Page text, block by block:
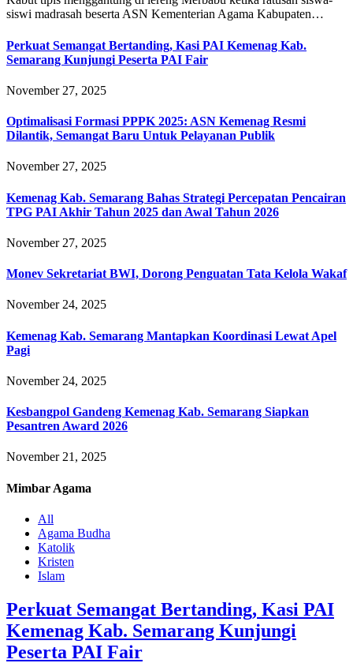
siswi madrasah beserta ASN Kementerian Agama Kabupaten…
Perkuat Semangat Bertanding, Kasi PAI Kemenag Kab.
Semarang Kunjungi Peserta PAI Fair
November 27, 2025
Optimalisasi Formasi PPPK 2025: ASN Kemenag Resmi
Dilantik, Semangat Baru Untuk Pelayanan Publik
November 27, 2025
Kemenag Kab. Semarang Bahas Strategi Percepatan Pencairan
TPG PAI Akhir Tahun 2025 dan Awal Tahun 2026
November 27, 2025
Monev Sekretariat BWI, Dorong Penguatan Tata Kelola Wakaf
November 24, 2025
Kemenag Kab. Semarang Mantapkan Koordinasi Lewat Apel
Pagi
November 24, 2025
Kesbangpol Gandeng Kemenag Kab. Semarang Siapkan
Pesantren Award 2026
November 21, 2025
Mimbar Agama
All
Agama Budha
Katolik
Kristen
Islam
Perkuat Semangat Bertanding, Kasi PAI
Kemenag Kab. Semarang Kunjungi
Peserta PAI Fair